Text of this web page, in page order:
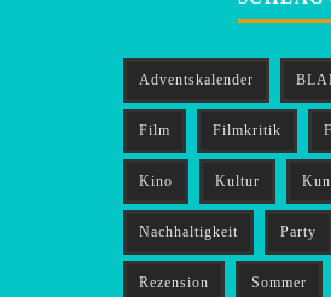
Adventskalender
Film Filmkritik
Kino Kultur
Nachhaltigkeit Party
Rezension Sommer